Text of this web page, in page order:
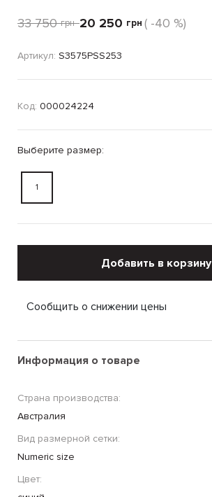
33 750 грн 20 250 грн ( -40 %)
Артикул: S3575PSS253
Код: 000024224
Выберите размер:
1
Добавить в корзину
Сообщить о снижении цены
Информация о товаре
Страна производства:
Австралия
Вид размерной сетки:
Numeric size
Цвет: